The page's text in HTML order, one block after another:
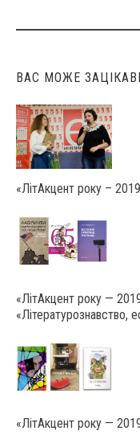
ВАС МОЖЕ
«ЛітАкцент року –
«ЛітАкцент року —
«Літературознавство,
«ЛітАкцент року —